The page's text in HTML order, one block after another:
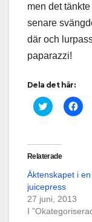
men det
senare
där och
paparazzi!
Dela det här:
K
l
a
f
ö
a
t
t
d
e
l
K
l
a
e
l
Relaterade
Äktenskapet i en
juicepress
27 juni, 2013
I